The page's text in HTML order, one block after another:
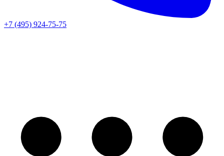
+7 (495) 924-75-75